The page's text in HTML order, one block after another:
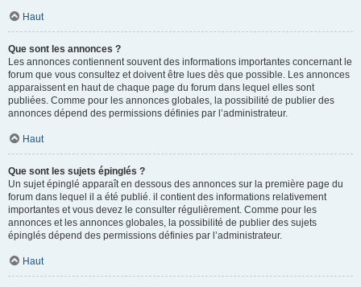
Haut
Que sont les annonces ?
Les annonces contiennent souvent des informations importantes concernant le
forum que vous consultez et doivent être lues dès que possible. Les annonces
apparaissent en haut de chaque page du forum dans lequel elles sont
publiées. Comme pour les annonces globales, la possibilité de publier des
annonces dépend des permissions définies par l’administrateur.
Haut
Que sont les sujets épinglés ?
Un sujet épinglé apparaît en dessous des annonces sur la première page du
forum dans lequel il a été publié. il contient des informations relativement
importantes et vous devez le consulter régulièrement. Comme pour les
annonces et les annonces globales, la possibilité de publier des sujets
épinglés dépend des permissions définies par l’administrateur.
Haut